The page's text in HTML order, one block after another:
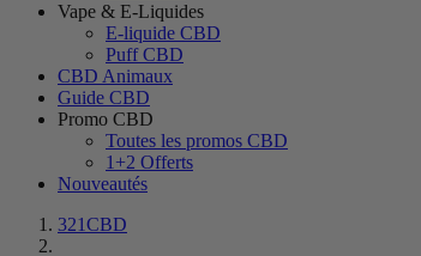
Vape & E-Liquides
E-liquide CBD
Puff CBD
CBD Animaux
Guide CBD
Promo CBD
Toutes les promos CBD
1+2 Offerts
Nouveautés
321CBD